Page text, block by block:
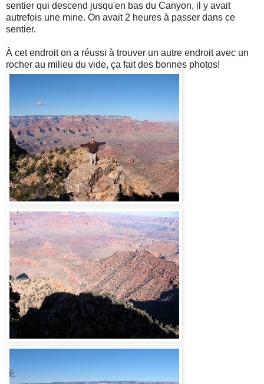
sentier qui descend jusqu'en bas du Canyon, il y avait
autrefois une mine. On avait 2 heures à passer dans ce
sentier.
À cet endroit on a réussi à trouver un autre endroit avec un
rocher au milieu du vide, ça fait des bonnes photos!